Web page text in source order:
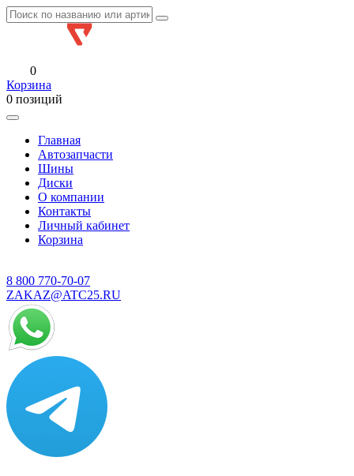
0
Корзина
0 позиций
Главная
Автозапчасти
Шины
Диски
О компании
Контакты
Личный кабинет
Корзина
8 800 770-70-07
ZAKAZ@ATC25.RU